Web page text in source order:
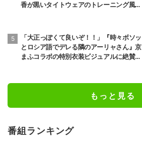
香が黒いタイトウェアのトレーニング風景
「大正っぽくて良いぞ！！」『時々ボソッ
とロシア語でデレる隣のアーリャさん』京
まふコラボの特別衣装ビジュアルに絶賛の
もっと見る
番組ランキング